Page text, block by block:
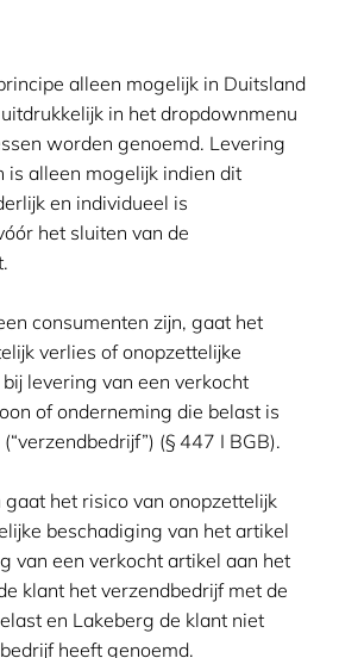
alleen mogelijk in Duitsland
in het dropdownmenu
worden genoemd. Levering
is alleen mogelijk indien dit
en individueel is
het sluiten van de
consumenten zijn, gaat het
verlies of onopzettelijke
levering van een verkocht
of onderneming die belast is
(§ 447 I BGB).
het risico van onopzettelijk
beschadiging van het artikel
van een verkocht artikel aan het
klant het verzendbedrijf met de
en Lakeberg de klant niet
heeft genoemd.